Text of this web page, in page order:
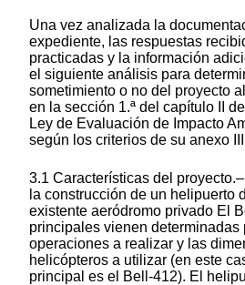
Una vez analizada la
expediente, las respuestas
practicadas y la información
el siguiente análisis para
sometimiento o no del proyecto
en la sección 1.ª del capítulo II
Ley de Evaluación de Impacto
según los criterios de su anexo
3.1 Características del
la construcción de un helipuerto
existente aeródromo privado El
principales vienen determinadas
operaciones a realizar y las
helicópteros a utilizar (en este
principal es el Bell-412). El